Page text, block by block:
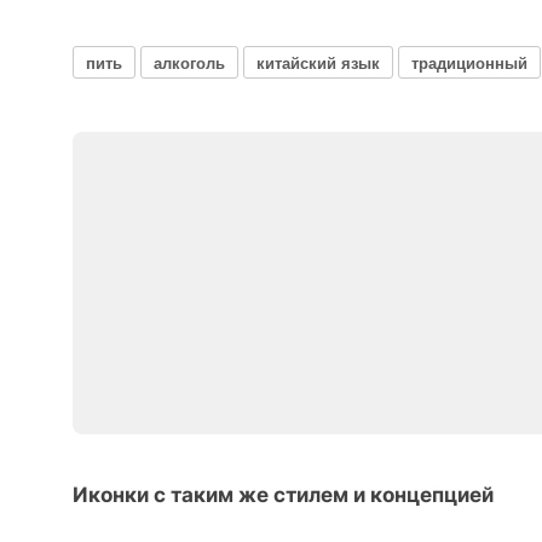
пить алкоголь китайский язык традиционный
Иконки с таким же стилем и концепцией